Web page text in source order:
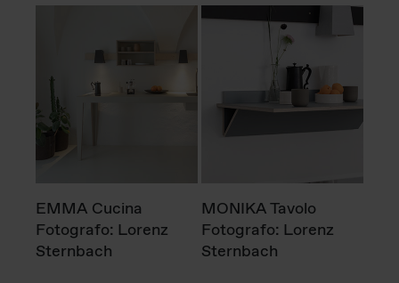
EMMA Cucina
Fotografo: Lorenz
Sternbach
MONIKA Tavolo
Fotografo: Lorenz
Sternbach